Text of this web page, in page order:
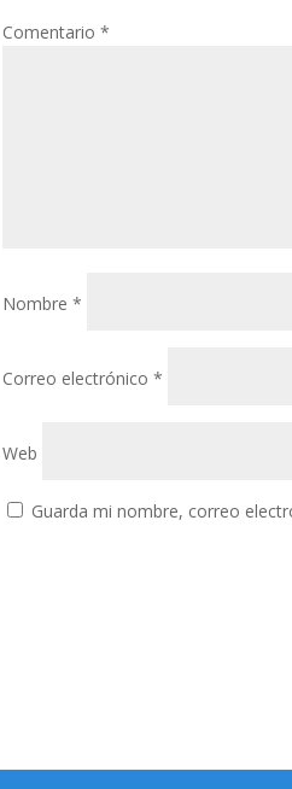
Comentario *
Nombre *
Correo electrónico *
Web
Guarda mi nombre, correo